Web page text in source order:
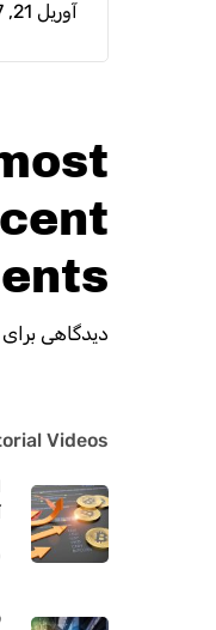
آوریل 21, 2017
دیدگاهی
Videos